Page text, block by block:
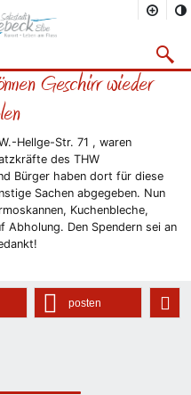
Rathaus
2013
Geschirr wieder
Hellge-Str. 71 , waren
des THW
Bürger haben dort für diese
Sachen abgegeben. Nun
Kuchenbleche,
Abholung. Den Spendern sei an
posten